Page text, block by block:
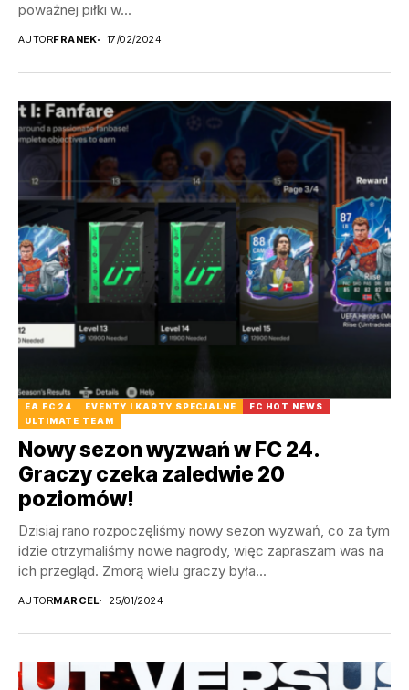
poważnej piłki w...
AUTORFRANEK 17/02/2024
EA FC 24 EVENTY I KARTY SPECJALNE
FC HOT NEWS
ULTIMATE TEAM
Nowy sezon wyzwań w FC 24.
Graczy czeka zaledwie 20
poziomów!
Dzisiaj rano rozpoczęliśmy nowy sezon wyzwań, co za tym
idzie otrzymaliśmy nowe nagrody, więc zapraszam was na
ich przegląd. Zmorą wielu graczy była...
AUTORMARCEL 25/01/2024